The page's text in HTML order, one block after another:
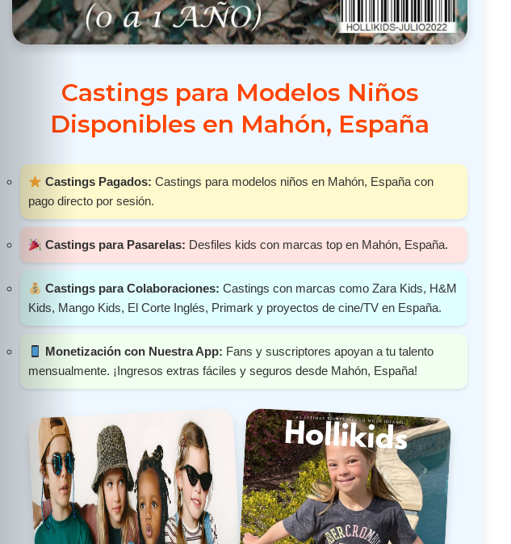
Casting
Casting
Sabritas
Casting
HolliKids
Contacto
Search
Castings para Modelos Niños
Disponibles en Mahón, España
Castings Pagados: Castings para modelos niños en Mahón, España con
pago directo por sesión.
Castings para Pasarelas: Desfiles kids con marcas top en Mahón, España.
Castings para Colaboraciones: Castings con marcas como Zara Kids, H&M
Kids, Mango Kids, El Corte Inglés, Primark y proyectos de cine/TV en España.
Monetización con Nuestra App: Fans y suscriptores apoyan a tu talento
mensualmente. ¡Ingresos extras fáciles y seguros desde Mahón, España!